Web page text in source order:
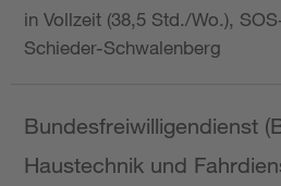
in Vollzeit (38,5 Std./Wo.),
Schieder-Schwalenberg
Bundesfreiwilligendienst
Haustechnik und